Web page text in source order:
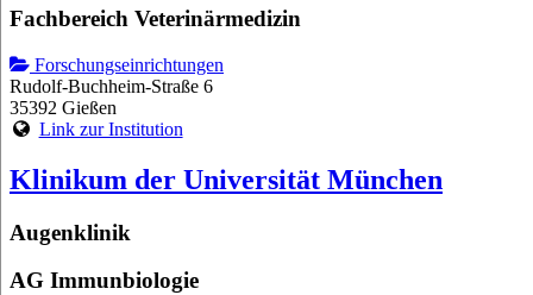
Fachbereich Veterinärmedizin
Forschungseinrichtungen
Rudolf-Buchheim-Straße 6
35392 Gießen
Link zur Institution
Klinikum der Universität München
Augenklinik
AG Immunbiologie